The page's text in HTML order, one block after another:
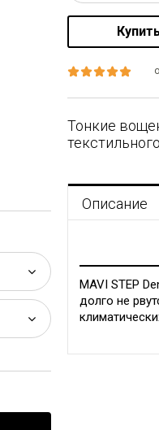
Тонкие
Описание
MAVI STEP
долго не